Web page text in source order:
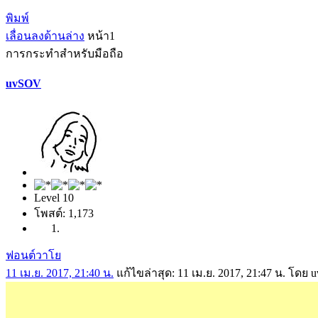
พิมพ์
เลื่อนลงด้านล่าง หน้า1
การกระทำสำหรับมือถือ
uvSOV
Level 10
โพสต์: 1,173
ฟอนต์วาโย
11 เม.ย. 2017, 21:40 น. แก้ไขล่าสุด: 11 เม.ย. 2017, 21:47 น. โดย